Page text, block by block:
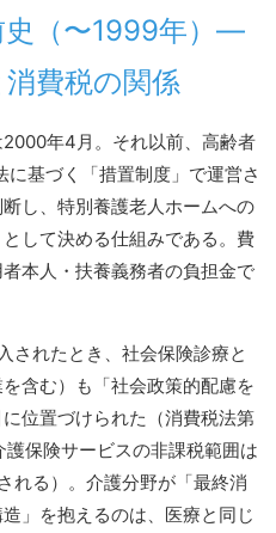
史（〜1999年）―
費税の関係
年4月。それ以前、高齢者
基づく「措置制度」で運営さ
し、特別養護老人ホームへの
して決める仕組みである。費
本人・扶養義務者の負担金で
されたとき、社会保険診療と
含む）も「社会政策的配慮を
位置づけられた（消費税法第
保険サービスの非課税範囲は
れる）。介護分野が「最終消
」を抱えるのは、医療と同じ